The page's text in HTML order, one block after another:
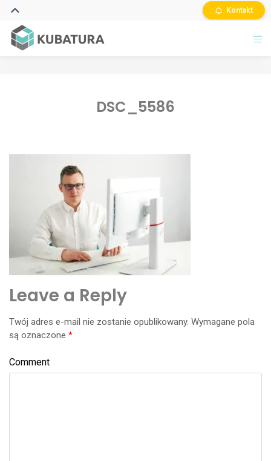
Kontakt
DSC_5586
Leave a Reply
Twój adres e-mail nie zostanie opublikowany. Wymagane pola
są oznaczone *
Comment